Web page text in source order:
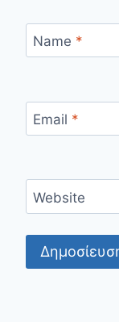
Name *
Email *
Website